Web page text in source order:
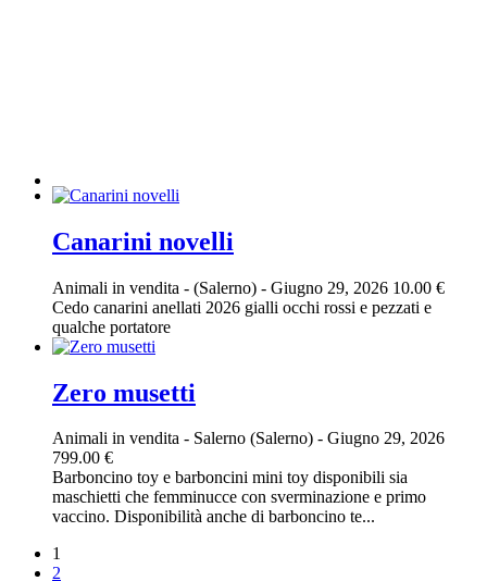
Canarini novelli
Animali in vendita - (Salerno) - Giugno 29, 2026 10.00 €
Cedo canarini anellati 2026 gialli occhi rossi e pezzati e
qualche portatore
Zero musetti
Animali in vendita - Salerno (Salerno) - Giugno 29, 2026
799.00 €
Barboncino toy e barboncini mini toy disponibili sia
maschietti che femminucce con sverminazione e primo
vaccino. Disponibilità anche di barboncino te...
1
2